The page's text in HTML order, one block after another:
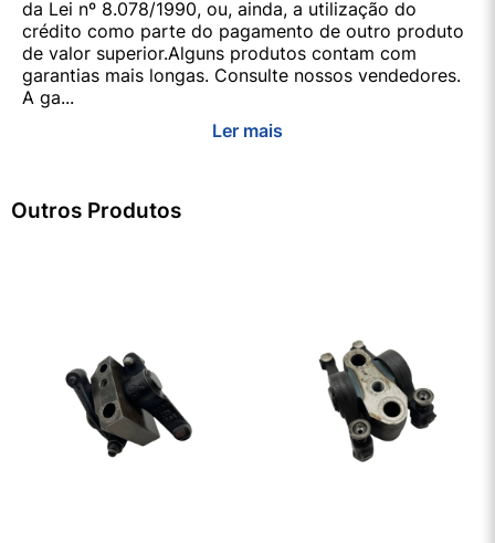
da Lei nº 8.078/1990, ou, ainda, a utilização do
crédito como parte do pagamento de outro produto
de valor superior.Alguns produtos contam com
garantias mais longas. Consulte nossos vendedores.
A ga...
Ler mais
Outros Produtos